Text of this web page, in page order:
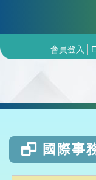
會員登入
國際事